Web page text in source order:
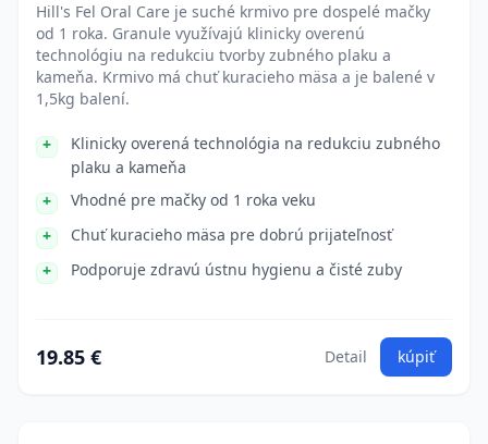
Hill's Fel Oral Care je suché krmivo pre dospelé mačky
od 1 roka. Granule využívajú klinicky overenú
technológiu na redukciu tvorby zubného plaku a
kameňa. Krmivo má chuť kuracieho mäsa a je balené v
1,5kg balení.
Klinicky overená technológia na redukciu zubného
plaku a kameňa
Vhodné pre mačky od 1 roka veku
Chuť kuracieho mäsa pre dobrú prijateľnosť
Podporuje zdravú ústnu hygienu a čisté zuby
19.85 € Detail kúpiť